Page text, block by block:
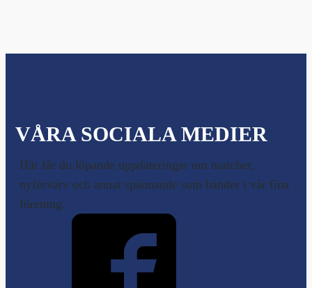
VÅRA SOCIALA MEDIER
Här får du löpande uppdateringar om matcher,
nyförvärv och annat spännande som händer i vår fina
förening.